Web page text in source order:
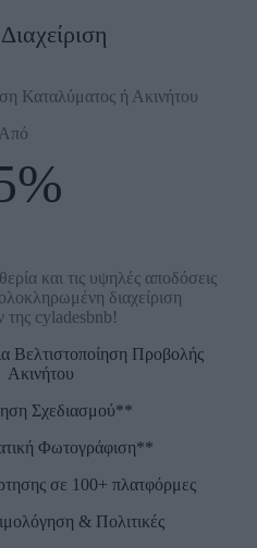
Καταλύματος ή Ακινήτου
Από
και τις υψηλές αποδόσεις
διαχείριση
της cyladesbnb!
Βελτιστοποίηση Προβολής
Ακινήτου
Σχεδιασμού**
Φωτογράφιση**
σε 100+ πλατφόρμες
& Πολιτικές